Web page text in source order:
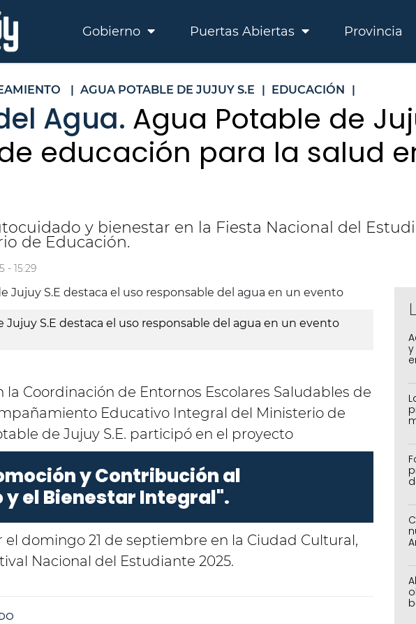
Gobierno Puertas Abiertas Provincia
| AGUA POTABLE DE JUJUY S.E | EDUCACIÓN |
Agua. Agua Potable de
educación para la salud
y bienestar en la Fiesta Nacional del
de Educación.
- 15:29
Jujuy S.E destaca el uso responsable del agua en un evento
la Coordinación de Entornos Escolares Saludables de
Educativo Integral del Ministerio de
de Jujuy S.E. participó en el proyecto
y Contribución al
el Bienestar Integral".
el domingo 21 de septiembre en la Ciudad Cultural,
Nacional del Estudiante 2025.